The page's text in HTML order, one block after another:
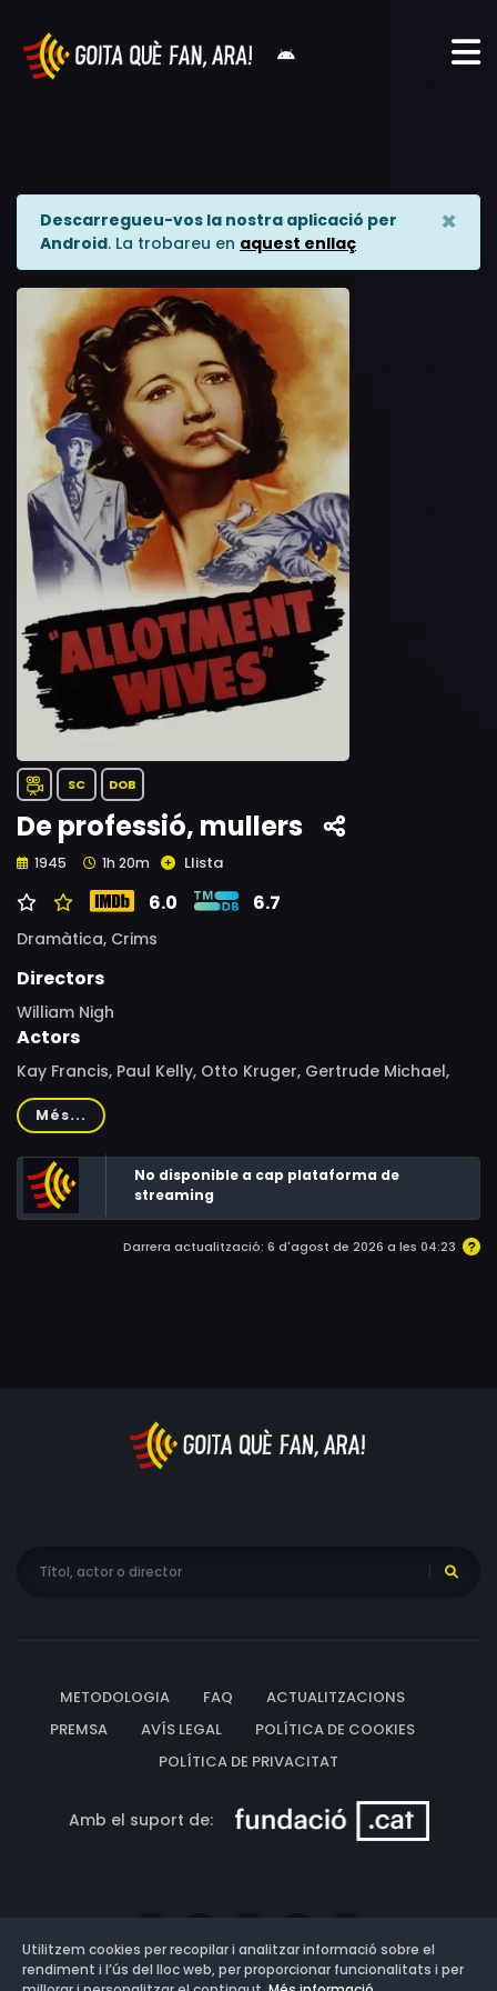
Descarregueu-vos la nostra aplicació per
Android. La trobareu en aquest enllaç
×
SC DOB
De professió, mullers
1945 1h 20m Llista
6.0 6.7
Dramàtica, Crims
Directors
William Nigh
Actors
Kay Francis, Paul Kelly, Otto Kruger, Gertrude Michael,
Teala Loring, Bernard Nedell, Anthony Warde, Matty Fain,
Jonathan Hale, Selmer Jackson, Terry Frost, Reid
Kilpatrick, Doris Lloyd, Marcelle Corday, Evelyn Eaton,
Michael Browne, Elizabeth Wright, Sarah Edwards, John
Elliott
Més...
No disponible a cap plataforma de
streaming
Darrera actualització: 6 d'agost de 2026 a les 04:23
METODOLOGIA FAQ
ACTUALITZACIONS
PREMSA
AVÍS LEGAL
POLÍTICA DE COOKIES
POLÍTICA DE PRIVACITAT
Amb el suport de:
Utilitzem cookies per recopilar i analitzar informació sobre el
rendiment i l’ús del lloc web, per proporcionar funcionalitats i per